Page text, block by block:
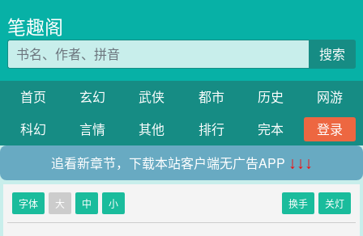
笔趣阁
搜索
首页 玄幻 武侠 都市 历史
网游
科幻
言情 其他 排行 完本
登录
追看新章节，下载本站客户端无广告APP ↓↓↓
字体 大 中 小 换手 关灯